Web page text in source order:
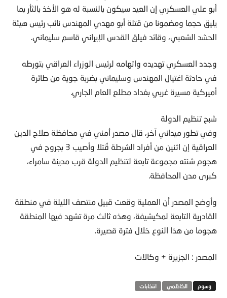
أبو علي العسكري إن العيد سيكون بالنسبة له هو الأخذ بالثأر بما
يليق حجما ومضمونا من قتلة أبو مهدي المهندس نائب رئيس هيئة
الحشد الشعبي، وقائد فيلق القدس الإيراني قاسم سليماني.
وجدد العسكري تهديده واتهامه لرئيس الوزراء العراقي بتورطه
في حادثة اغتيال المهندس وسليماني بضربة جوية من طائرة
أميركية مسيرة غربي بغداد مطلع العام الجاري.
شبح تنظيم الدولة
وفي تطور ميداني آخر، قال مصدر أمني في محافظة صلاح الدين
العراقية إن اثنين من أفراد الشرطة قُتلا وأصيب 3 بجروح في
هجوم شنته مجموعة تابعة لتنظيم الدولة قرب مدينة سامراء،
كبرى مدن المحافظة.
وأوضح المصدر أن العملية وقعت قبيل منتصف الليلة في منطقة
القادرية التابعة لمكيشيفة، وهذه ثالث مرة تشهد فيها المنطقة
هجوما من هذا النوع خلال فترة قصيرة.
المصدر : الجزيرة + وكالات
الكاظمي انتخابات